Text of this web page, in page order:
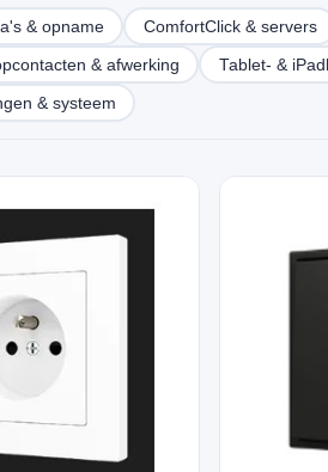
& opname ComfortClick & servers
& afwerking Tablet- &
& systeem